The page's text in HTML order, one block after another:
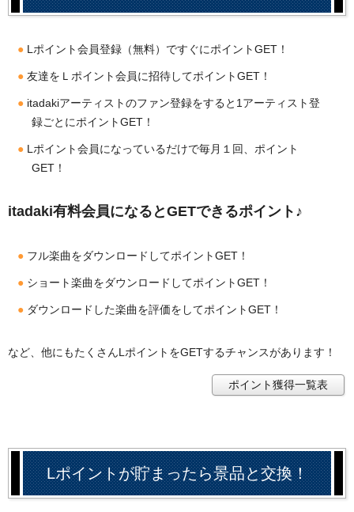
Lポイント会員登録（無料）ですぐにポイントGET！
友達をＬポイント会員に招待してポイントGET！
itadakiアーティストのファン登録をすると1アーティスト登
録ごとにポイントGET！
Lポイント会員になっているだけで毎月１回、ポイント
GET！
itadaki有料会員になるとGETできるポイント♪
フル楽曲をダウンロードしてポイントGET！
ショート楽曲をダウンロードしてポイントGET！
ダウンロードした楽曲を評価をしてポイントGET！
など、他にもたくさんLポイントをGETするチャンスがあります！
ポイント獲得一覧表
Lポイントが貯まったら景品と交換！